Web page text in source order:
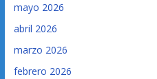
mayo 2026
abril 2026
marzo 2026
febrero 2026